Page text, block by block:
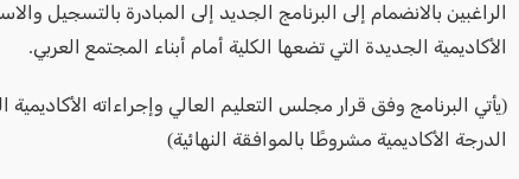
الراغبين بالانضمام إلى البرنامج الجديد إلى المبادرة بالتسجيل
الأكاديمية الجديدة التي تضعها الكلية أمام أبناء المجتمع العربي.
(يأتي البرنامج وفق قرار مجلس التعليم العالي وإجراءاته
الدرجة الأكاديمية مشروطًا بالموافقة النهائية)